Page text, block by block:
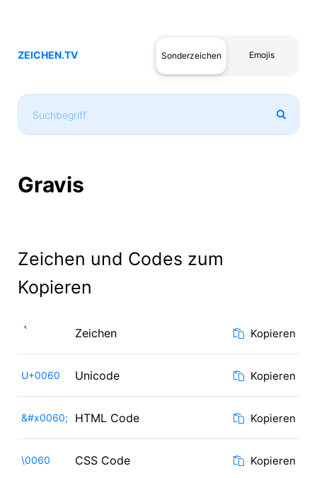
ZEICHEN.TV Sonderzeichen Emojis
Gravis
Zeichen und Codes zum
Kopieren
` Zeichen Kopieren
U+0060 Unicode Kopieren
&#x0060; HTML Code Kopieren
\0060 CSS Code Kopieren